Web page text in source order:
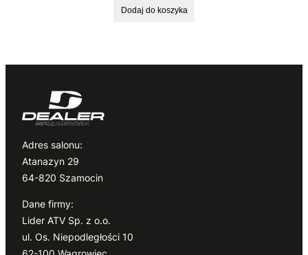
Dodaj do koszyka
Adres salonu:
Atanazyn 29
64-820 Szamocin
Dane firmy:
Lider ATV Sp. z o.o.
ul. Os. Niepodległości 10